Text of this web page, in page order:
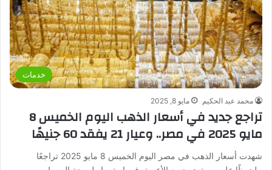
خدمات
محمد عبد الحكيم مايو 8, 2025
تراجع جديد في أسعار الذهب اليوم الخميس 8
مايو 2025 في مصر.. وعيار 21 يفقد 60 جنيهًا
شهدت أسعار الذهب في مصر اليوم الخميس 8 مايو 2025 تراجعًا